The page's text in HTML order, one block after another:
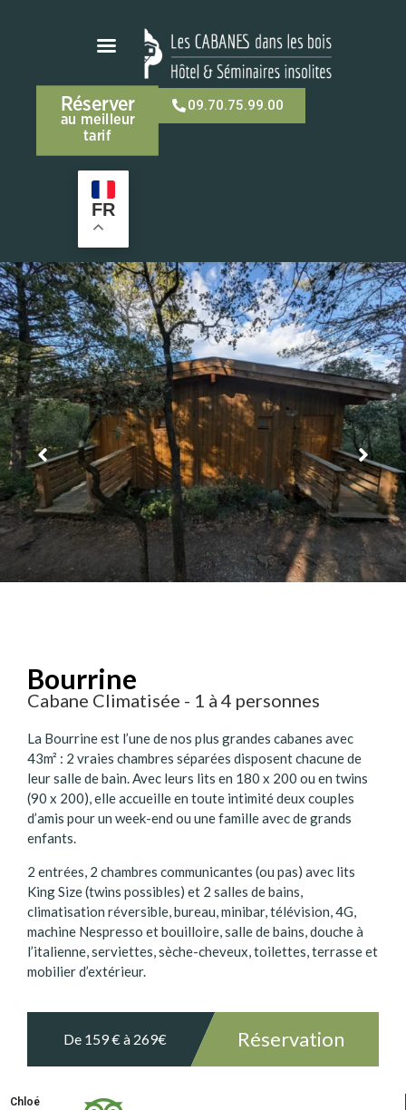
Réserver
au meilleur
tarif
09.70.75.99.00
FR
Bourrine
Cabane Climatisée - 1 à 4 personnes
La Bourrine est l’une de nos plus grandes cabanes avec
43m² : 2 vraies chambres séparées disposent chacune de
leur salle de bain. Avec leurs lits en 180 x 200 ou en twins
(90 x 200), elle accueille en toute intimité deux couples
d’amis pour un week-end ou une famille avec de grands
enfants.
2 entrées, 2 chambres communicantes (ou pas) avec lits
King Size (twins possibles) et 2 salles de bains,
climatisation réversible, bureau, minibar, télévision, 4G,
machine Nespresso et bouilloire, salle de bains, douche à
l’italienne, serviettes, sèche-cheveux, toilettes, terrasse et
mobilier d’extérieur.
De 159 € à 269€ Réservation
Chloé